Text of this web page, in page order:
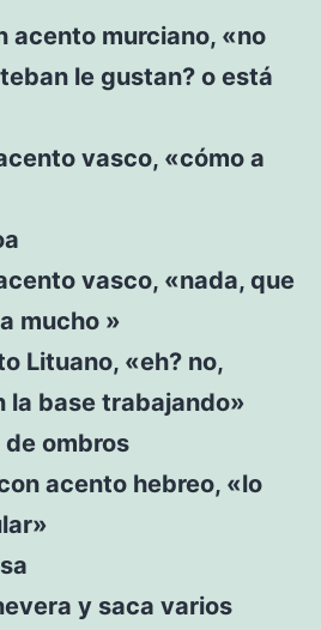
acento murciano, «no
le gustan? o está
vasco, «cómo a
vasco, «nada, que
mucho »
Lituano, «eh? no,
la base trabajando»
ombros
acento hebreo, «lo
y saca varios